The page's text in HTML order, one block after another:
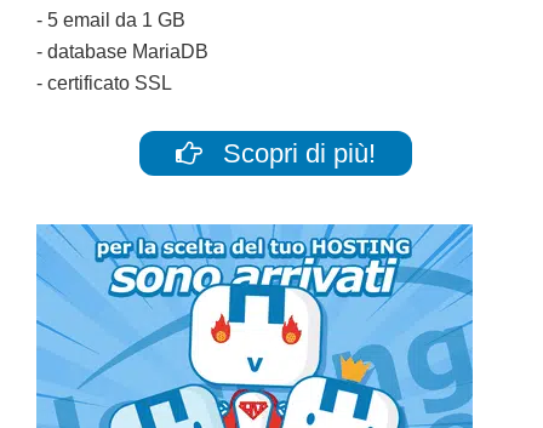
- 5 email da 1 GB
- database MariaDB
- certificato SSL
Scopri di più!